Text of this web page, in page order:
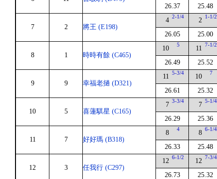
26.37 25.48
7 2 將王 (E198)
4 2-1/4
26.05
2 1-1/2
25.00
8 1 時時有餘 (C465)
10 5
26.49
11 7-1/2
25.52
9 9 幸福老撾 (D321)
11 5-3/4
26.61
10 7
25.32
10 5 喜蓮騏星 (C165)
7 3-3/4
26.29
7 5-1/4
25.36
11 7 好好瑪 (B318)
8 4
26.33
8 6-1/4
25.48
12 3 任我行 (C297)
12 6-1/2
26.73
12 7-3/4
25.32